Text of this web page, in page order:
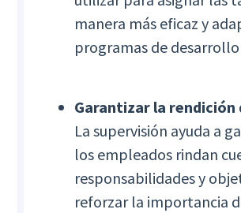
manera más eficaz y
programas de
Garantizar la rendición
La supervisión ayuda a
los empleados rindan
responsabilidades y
reforzar la importancia